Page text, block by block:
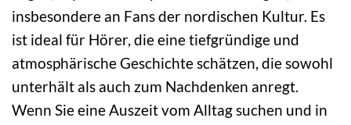
insbesondere an Fans der nordischen Kultur. Es
ist ideal für Hörer, die eine tiefgründige und
atmosphärische Geschichte schätzen, die sowohl
unterhält als auch zum Nachdenken anregt.
Wenn Sie eine Auszeit vom Alltag suchen und in